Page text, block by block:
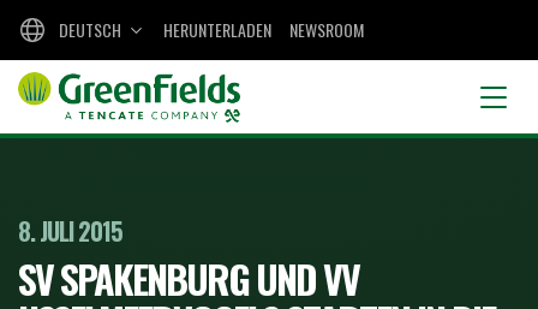
HERUNTERLADEN NEWSROOM
DEUTSCH
8. JULI 2015
SV SPAKENBURG UND VV